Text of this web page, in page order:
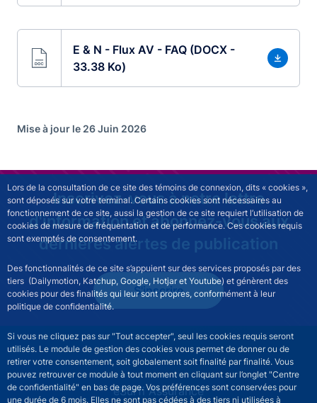
Lors de la consultation de ce site des témoins de connexion, dits « cookies »,
sont déposés sur votre terminal. Certains cookies sont nécessaires au
fonctionnement de ce site, aussi la gestion de ce site requiert l’utilisation de
cookies de mesure de fréquentation et de performance. Ces cookies requis
sont exemptés de consentement.
Des fonctionnalités de ce site s’appuient sur des services proposés par des
tiers (Dailymotion, Katchup, Google, Hotjar et Youtube) et génèrent des
cookies pour des finalités qui leur sont propres, conformément à leur
politique de confidentialité.
Si vous ne cliquez pas sur "Tout accepter", seul les cookies requis seront
utilisés. Le module de gestion des cookies vous permet de donner ou de
retirer votre consentement, soit globalement soit finalité par finalité. Vous
pouvez retrouver ce module à tout moment en cliquant sur l’onglet "Centre
de confidentialité" en bas de page. Vos préférences sont conservées pour
une durée de 6 mois. Elles ne sont pas cédées à des tiers ni utilisées à
E & N - Flux AV - FAQ (DOCX -
33.38 Ko)
Mise à jour le 26 Juin 2026
Inscrivez-vous à notre lettre
d'information et abonnez-vous aux
dernières alertes de publication
S'inscrire
ESURFI site navigationeSurfi Assurance